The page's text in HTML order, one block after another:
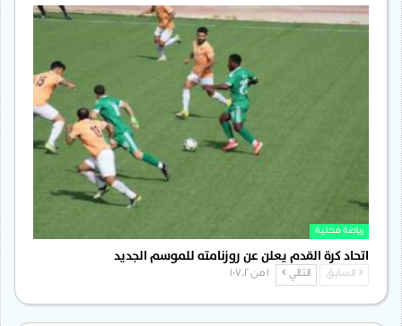
رياضة محلية
اتحاد كرة القدم يعلن عن روزنامته للموسم الجديد
السابق التالي